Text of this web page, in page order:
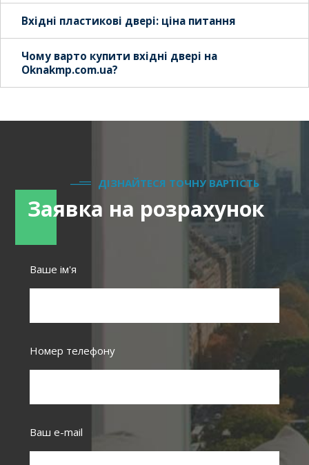
Вхідні пластикові двері: ціна питання
Чому варто купити вхідні двері на
Оknakmp.com.ua?
ДІЗНАЙТЕСЯ ТОЧНУ ВАРТІСТЬ
Заявка на розрахунок
Ваше ім'я
Номер телефону
Ваш e-mail